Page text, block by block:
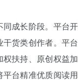
成长阶段。平台
货类创作者。
扶持、原创权
台精准优质阅